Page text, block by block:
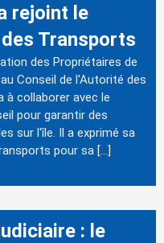
rejoint le
Transports
des Propriétaires de
Conseil de l'Autorité des
à collaborer avec le
pour garantir des
sur l'île. Il a exprimé sa
pour sa […]
: le